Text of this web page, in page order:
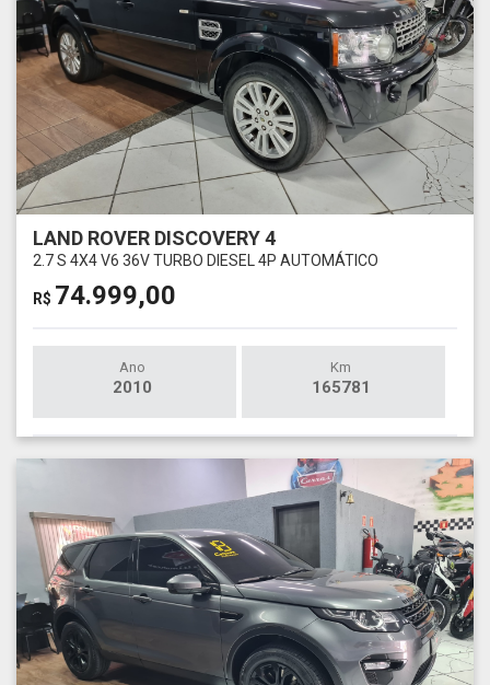
LAND ROVER DISCOVERY 4
2.7 S 4X4 V6 36V TURBO DIESEL 4P AUTOMÁTICO
R$ 74.999,00
Ano
2010
Km
165781